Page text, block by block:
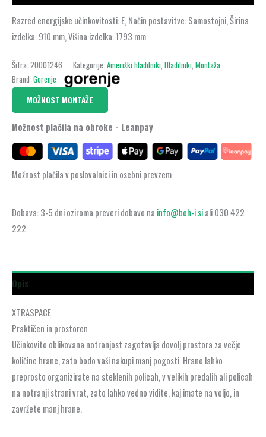
Razred energijske učinkovitosti: E, Način postavitve: Samostojni, Širina
izdelka: 910 mm, Višina izdelka: 1793 mm
Šifra: 20001246 Kategorije: Ameriški hladilniki, Hladilniki, Montaža
Brand: Gorenje
MOŽNOST MONTAŽE
Možnost plačila na obroke - Leanpay
Možnost plačila v poslovalnici in osebni prevzem
Dobava: 3-5 dni oziroma preveri dobavo na info@boh-i.siali 030 422
222
Opis
XTRASPACE
Praktičen in prostoren
Učinkovito oblikovana notranjost zagotavlja dovolj prostora za večje
količine hrane, zato bodo vaši nakupi manj pogosti. Hrano lahko
preprosto organizirate na steklenih policah, v velikih predalih ali policah
na notranji strani vrat, zato lahko vedno vidite, kaj imate na voljo, in
zavržete manj hrane.